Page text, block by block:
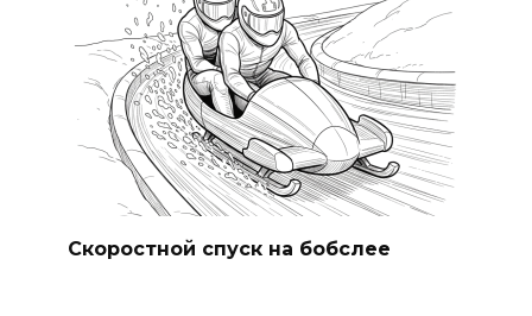
Скоростной спуск на бобслее